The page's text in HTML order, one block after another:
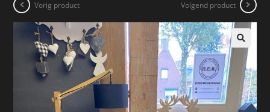
Vorig product Volgend product
🔍